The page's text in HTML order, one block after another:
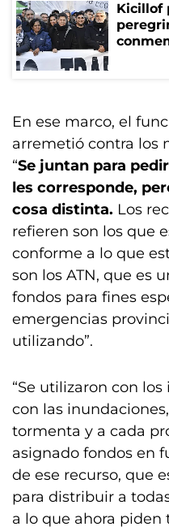
Kicillof
En ese marco, el
arremetió contra los
“Se juntan para
les corresponde,
cosa distinta. Los
refieren son los que
conforme a lo que
son los ATN, que es
fondos para fines
emergencias
utilizando”.
“Se utilizaron con
con las
tormenta y a cada
asignado fondos en
de ese recurso, que
para distribuir a
a lo que ahora piden